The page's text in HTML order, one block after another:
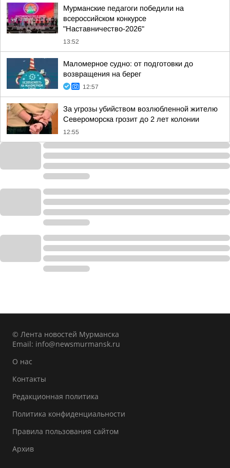
Мурманские педагоги победили на
всероссийском конкурсе
"Наставничество-2026"
13:52
Маломерное судно: от подготовки до
возвращения на берег
12:57
За угрозы убийством возлюбленной жителю
Североморска грозит до 2 лет колонии
12:55
© Лента новостей Мурманска
Email: info@newsmurmansk.ru
О нас
Контакты
Редакционная политика
Политика конфиденциальности
Правила пользования сайтом
Архив